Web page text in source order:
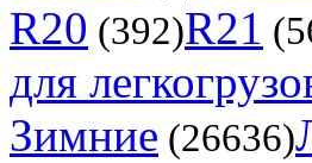
R20 (392)R21
для
Зимние (26636)